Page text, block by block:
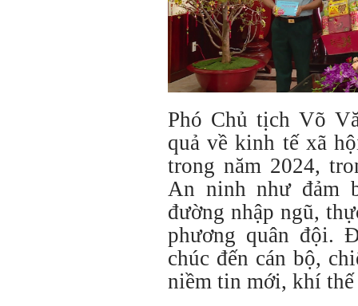
Phó Chủ tịch Võ
quả về kinh tế xã
trong năm 2024,
An ninh như đảm
đường nhập ngũ,
phương quân đội.
chúc đến cán bộ,
niềm tin mới, khí